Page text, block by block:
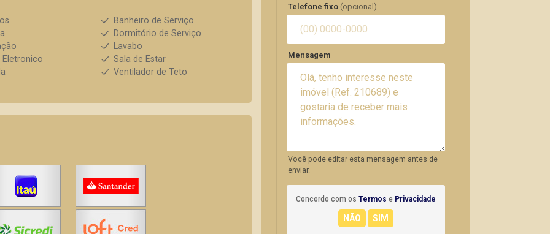
Banheiro de Serviço
Dormitório de Serviço
Lavabo
Sala de Estar
Ventilador de Teto
Telefone fixo (opcional)
Mensagem
Você pode editar esta mensagem antes de
enviar.
Concordo com os Termos e Privacidade